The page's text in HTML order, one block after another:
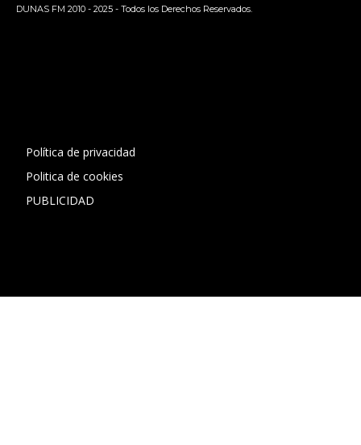
DUNAS FM 2010 - 2025 - Todos los Derechos Reservados.
Política de privacidad
Politica de cookies
PUBLICIDAD